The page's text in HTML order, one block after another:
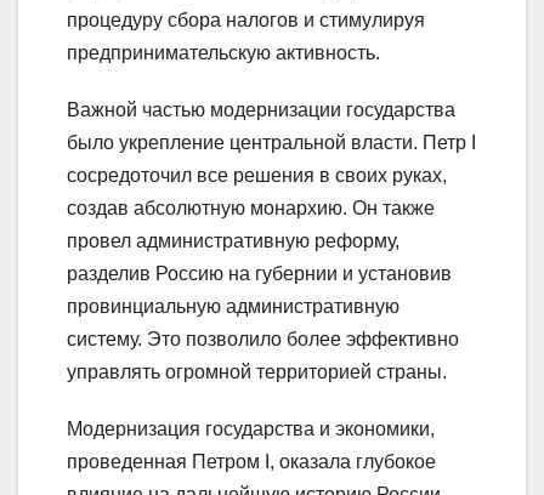
процедуру сбора налогов и стимулируя
предпринимательскую активность.
Важной частью модернизации государства
было укрепление центральной власти. Петр I
сосредоточил все решения в своих руках,
создав абсолютную монархию. Он также
провел административную реформу,
разделив Россию на губернии и установив
провинциальную административную
систему. Это позволило более эффективно
управлять огромной территорией страны.
Модернизация государства и экономики,
проведенная Петром I, оказала глубокое